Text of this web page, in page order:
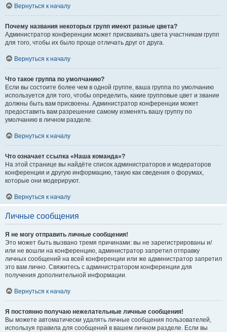
Вернуться к началу
Почему названия некоторых групп имеют разные цвета?
Администратор конференции может присваивать цвета участникам групп
для того, чтобы их было проще отличать друг от друга.
Вернуться к началу
Что такое группа по умолчанию?
Если вы состоите более чем в одной группе, ваша группа по умолчанию
используется для того, чтобы определить, какие групповые цвет и звание
должны быть вам присвоены. Администратор конференции может
предоставить вам разрешение самому изменять вашу группу по
умолчанию в личном разделе.
Вернуться к началу
Что означает ссылка «Наша команда»?
На этой странице вы найдёте список администраторов и модераторов
конференции и другую информацию, такую как сведения о форумах,
которые они модерируют.
Вернуться к началу
Личные сообщения
Я не могу отправить личные сообщения!
Это может быть вызвано тремя причинами: вы не зарегистрированы и/
или не вошли на конференцию, администратор запретил отправку
личных сообщений на всей конференции или же администратор запретил
это вам лично. Свяжитесь с администратором конференции для
получения дополнительной информации.
Вернуться к началу
Я постоянно получаю нежелательные личные сообщения!
Вы можете автоматически удалять личные сообщения пользователей,
используя правила для сообщений в вашем личном разделе. Если вы